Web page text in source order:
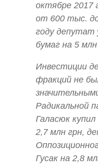
октябре 2017
от 600 тыс.
году депутат
бумаг на 5 млн
Инвестиции
фракций не
Радикальной
Галасюк
2,7 млн грн,
Гусак на 2,8